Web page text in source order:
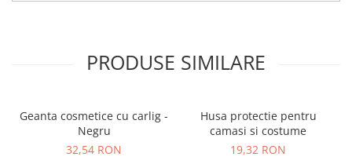
PRODUSE SIMILARE
Geanta cosmetice cu carlig -
Negru
32,54 RON
Husa protectie pentru
camasi si costume
19,32 RON